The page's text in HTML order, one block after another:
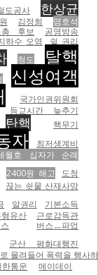
도공사 한상균
김정희
염호석
총 후보
공영방송
하수 오염
쉴 권리
청도 탈핵
신성여객
국가인권위원회
등교시간 늦추기
탄핵
핵무기
자
최저생계비
월호 십자가 순례
2400원 해고 도청
끊는 쇳물 산재사망
알권리
기본소득
유산
근로감독관
버스ㅡ파업
군산 평화대행진
몰려들어 폭력을 행
한통운
메이데이